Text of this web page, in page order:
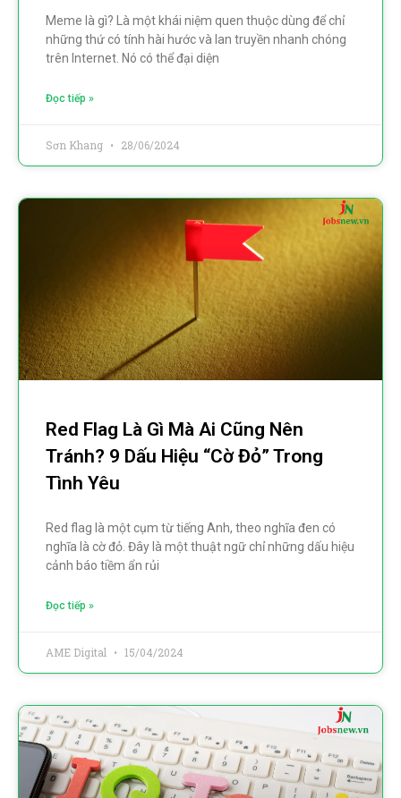
Meme là gì? Là một khái niệm quen thuộc dùng để chỉ
những thứ có tính hài hước và lan truyền nhanh chóng
trên Internet. Nó có thể đại diện
Đọc tiếp »
Sơn Khang 28/06/2024
Red Flag Là Gì Mà Ai Cũng Nên
Tránh? 9 Dấu Hiệu “cờ Đỏ” Trong
Tình Yêu
Red flag là một cụm từ tiếng Anh, theo nghĩa đen có
nghĩa là cờ đỏ. Đây là một thuật ngữ chỉ những dấu hiệu
cảnh báo tiềm ẩn rủi
Đọc tiếp »
AME Digital 15/04/2024